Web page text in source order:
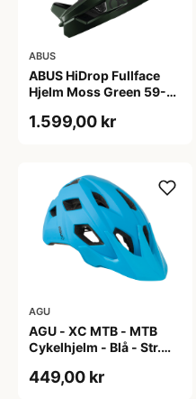
ABUS
ABUS HiDrop Fullface
Hjelm Moss Green 59-
1.599,00 kr
AGU
AGU - XC MTB - MTB
Cykelhjelm - Blå - Str.
449,00 kr